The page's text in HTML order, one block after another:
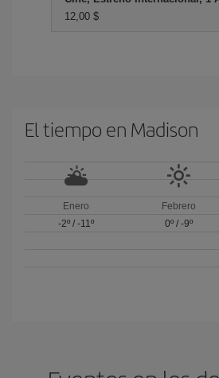
12,00 $
El tiempo en Madison
Enero
-2º/ -11º
Febrero
0º/ -9º